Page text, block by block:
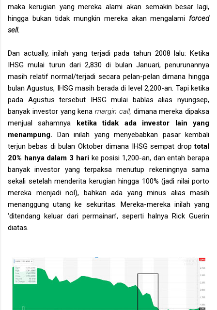
maka kerugian yang mereka alami akan semakin besar lagi,
hingga bukan tidak mungkin mereka akan mengalami forced
sell.
Dan actually, inilah yang terjadi pada tahun 2008 lalu: Ketika
IHSG mulai turun dari 2,830 di bulan Januari, penurunannya
masih relatif normal/terjadi secara pelan-pelan dimana hingga
bulan Agustus, IHSG masih berada di level 2,200-an. Tapi ketika
pada Agustus tersebut IHSG mulai bablas alias nyungsep,
banyak investor yang kena margin call, dimana mereka dipaksa
menjual sahamnya ketika tidak ada investor lain yang
menampung. Dan inilah yang menyebabkan pasar kembali
terjun bebas di bulan Oktober dimana IHSG sempat droptotal
20% hanya dalam 3 harike posisi 1,200-an, dan entah berapa
banyak investor yang terpaksa menutup rekeningnya sama
sekali setelah menderita kerugian hingga 100% (jadi nilai porto
mereka menjadi nol), bahkan ada yang minus alias masih
menanggung utang ke sekuritas. Mereka-mereka inilah yang
‘ditendang keluar dari permainan’, seperti halnya Rick Guerin
diatas.